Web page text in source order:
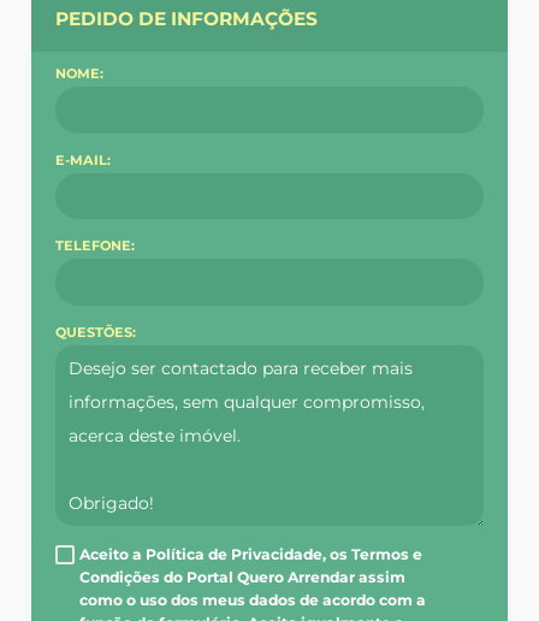
PEDIDO DE INFORMAÇÕES
NOME:
E-MAIL:
TELEFONE:
QUESTÕES:
Aceito a Política de Privacidade, os Termos e
Condições do Portal Quero Arrendar assim
como o uso dos meus dados de acordo com a